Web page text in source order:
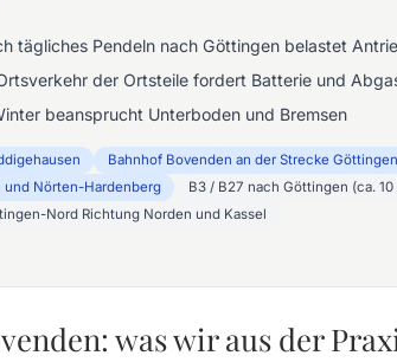
tägliches Pendeln nach Göttingen belastet
der Ortsteile fordert Batterie und
beansprucht Unterboden und Bremsen
Bahnhof Bovenden an der Strecke
Nörten-Hardenberg
B3 / B27 nach Göttingen (ca.
Nord Richtung Norden und Kassel
was wir aus der